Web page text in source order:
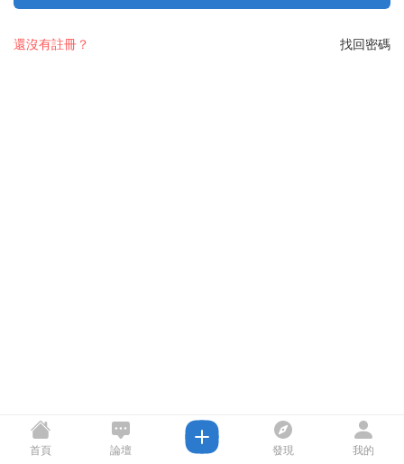
找回密碼
還沒有註冊？
首頁 論壇 發現 我的